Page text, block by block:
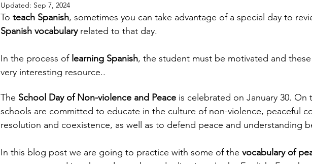
Updated: Sep 7, 2024
To teach Spanish, sometimes you can take advantage of a special day to
Spanish vocabulary related to that day.
In the process of learning Spanish, the student must be motivated and
very interesting resource..
The School Day of Non-violence and Peace is celebrated on January 30. On
schools are committed to educate in the culture of non-violence, peaceful
resolution and coexistence, as well as to defend peace and understanding
In this blog post we are going to practice with some of the vocabulary of